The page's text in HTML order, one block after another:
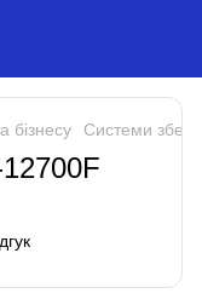
бізнесу Системи